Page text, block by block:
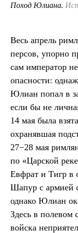
Поход Юлиана.
Весь апрель
персов, упорно
сам император
опасности:
Юлиан попал в
если бы не
14 мая была
охранявшая
27−28 мая
по «Царской
Евфрат и Тигр в
Шапур с армией
однако Юлиан
Здесь в полевом
войска